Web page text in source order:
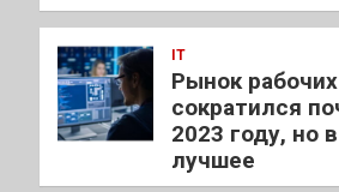
IT
Рынок
сократился
2023 году, но
лучшее